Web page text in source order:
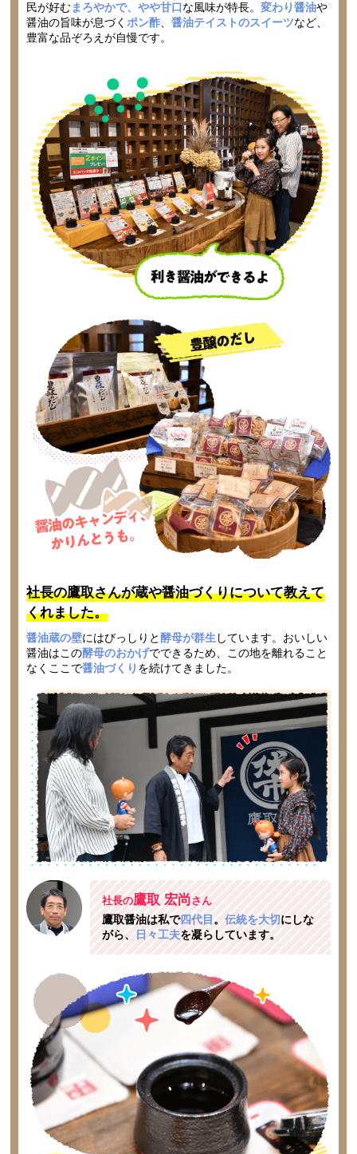
民が好むまろやかで、やや甘口な風味が特長。変わり醤油や
醤油の旨味が息づくポン酢、醤油テイストのスイーツなど、
豊富な品ぞろえが自慢です。
社長の鷹取さんが蔵や醤油づくりについて教えて
くれました。
醤油蔵の壁にはびっしりと酵母が群生 しています。おいしい
醤油はこの酵母のおかげでできるため、この地を離れること
なくここで醤油づくり を続けてきました。
社長の鷹取 宏尚さん
鷹取醤油は私で四代目 。伝統を大切にしな
がら、
日々工夫を凝らしています。